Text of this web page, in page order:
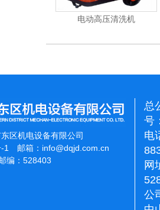
电动高压清洗机
区机电设备有限公司
1 邮箱： info@dqjd.com.cn
编：528403
总
号
电
网
公